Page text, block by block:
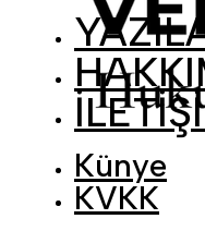
Künye
KVKK